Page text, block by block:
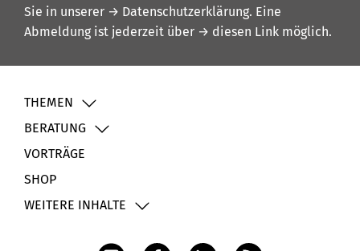
Sie in unserer → Datenschutzerklärung. Eine
Abmeldung ist jederzeit über → diesen Link möglich.
THEMEN
BERATUNG
VORTRÄGE
SHOP
WEITERE INHALTE